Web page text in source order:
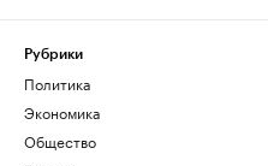
Рубрики
Политика
Экономика
Общество